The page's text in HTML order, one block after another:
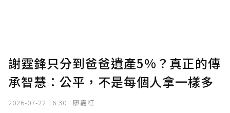
謝霆鋒只分到爸爸遺產5%？真正的傳
承智慧：公平，不是每個人拿一樣多
2026-07-22 16:30 廖嘉紅